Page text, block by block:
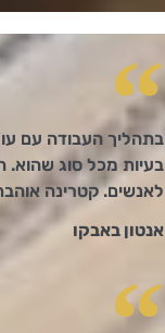
בתהליך העבודה עם
בעיות מכל סוג שהוא.
לאנשים. קטרינה
אנטון באבקו